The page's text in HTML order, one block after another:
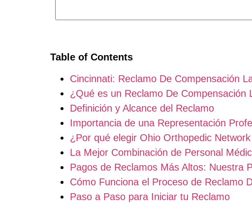
Table of Contents
Cincinnati: Reclamo De Compensación
¿Qué es un Reclamo De Compensación
Definición y Alcance del Reclamo
Importancia de una Representación
¿Por qué elegir Ohio Orthopedic
La Mejor Combinación de Personal
Pagos de Reclamos Más Altos: Nuestra
Cómo Funciona el Proceso de Reclamo
Paso a Paso para Iniciar tu Reclamo